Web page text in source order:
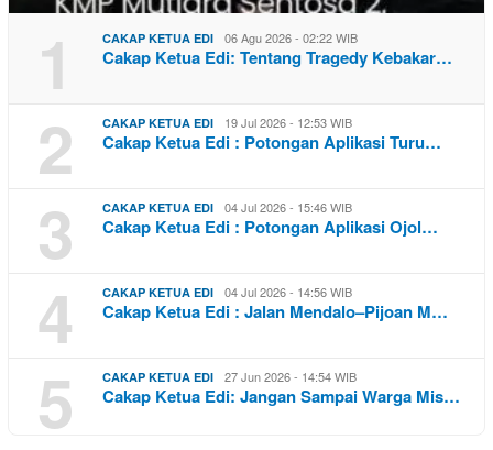
1 CAKAP KETUA EDI 06 Agu 2026 - 02:22 WIB
Cakap Ketua Edi: Tentang Tragedy Kebakar…
2 CAKAP KETUA EDI 19 Jul 2026 - 12:53 WIB
Cakap Ketua Edi : Potongan Aplikasi Turu…
3 CAKAP KETUA EDI 04 Jul 2026 - 15:46 WIB
Cakap Ketua Edi : Potongan Aplikasi Ojol…
4 CAKAP KETUA EDI 04 Jul 2026 - 14:56 WIB
Cakap Ketua Edi : Jalan Mendalo–Pijoan M…
5 CAKAP KETUA EDI 27 Jun 2026 - 14:54 WIB
Cakap Ketua Edi: Jangan Sampai Warga Mis…